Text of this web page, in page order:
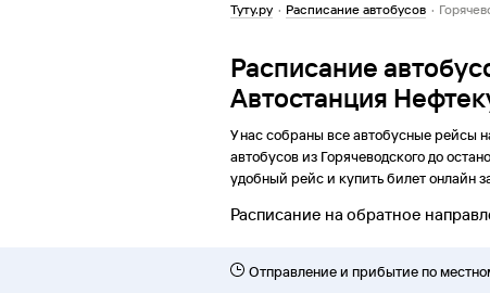
Туту.ру · Расписание автобусов ·
Расписание
Автостанция
У нас собраны все автобусные рейсы
автобусов из Горячеводского до
удобный рейс и купить билет онлайн
Расписание на обратное
Отправление и прибытие по